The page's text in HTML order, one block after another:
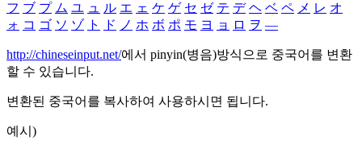
フ ブ プ ム ユ ュ ル エ ェ ケ ゲ セ ゼ テ デ ヘ ベ ペ メ レ オ
ォ コ ゴ ソ ゾ ト ド ノ ホ ボ ポ モ ヨ ョ ロ ヲ ―
http://chineseinput.net/에서 pinyin(병음)방식으로 중국어를 변환
할 수 있습니다.
변환된 중국어를 복사하여 사용하시면 됩니다.
예시)